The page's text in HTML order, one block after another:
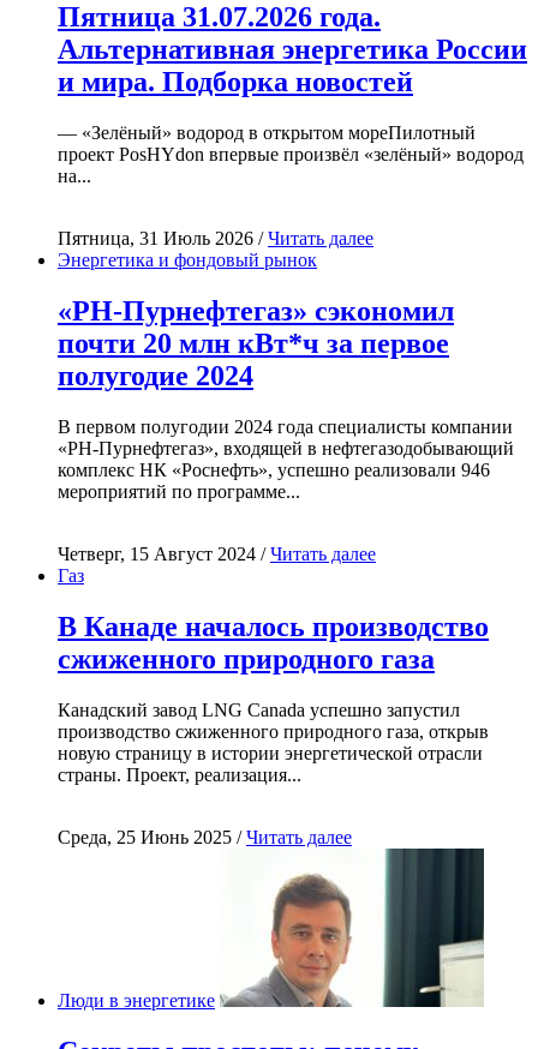
Пятница 31.07.2026 года.
Альтернативная энергетика России
и мира. Подборка новостей
— «Зелёный» водород в открытом мореПилотный
проект PosHYdon впервые произвёл «зелёный» водород
на...
Пятница, 31 Июль 2026 /Читать далее
Энергетика и фондовый рынок
«РН-Пурнефтегаз» сэкономил
почти 20 млн кВт*ч за первое
полугодие 2024
В первом полугодии 2024 года специалисты компании
«РН-Пурнефтегаз», входящей в нефтегазодобывающий
комплекс НК «Роснефть», успешно реализовали 946
мероприятий по программе...
Четверг, 15 Август 2024 /Читать далее
Газ
В Канаде началось производство
сжиженного природного газа
Канадский завод LNG Canada успешно запустил
производство сжиженного природного газа, открыв
новую страницу в истории энергетической отрасли
страны. Проект, реализация...
Среда, 25 Июнь 2025 /Читать далее
Люди в энергетике